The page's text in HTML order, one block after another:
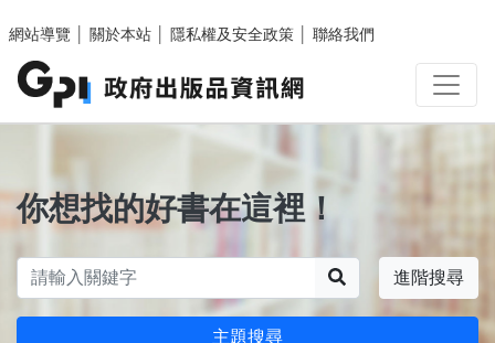
網站導覽
關於本站 隱私權及安全政策 聯絡我們
你想找的好書在這裡！
進階搜尋
主題搜尋